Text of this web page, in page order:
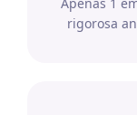
rigorosa